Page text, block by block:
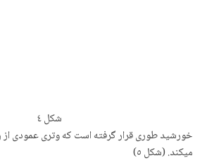
شکل٤
خورشید طوری قرار گرفتە است که وتری عمودی از
میکند.(شکل ٥)